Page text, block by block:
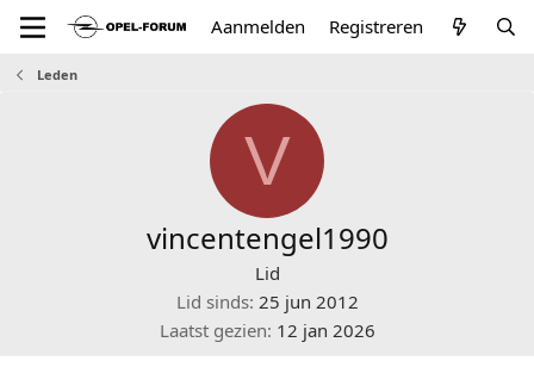
Aanmelden Registreren
Leden
V
vincentengel1990
Lid
Lid sinds 25 jun 2012
Laatst gezien 12 jan 2026